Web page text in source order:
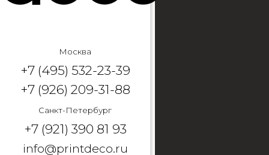
Москва
+7 (495) 532-23-39
+7 (926) 209-31-88
Санкт-Петербург
+7 (921) 390 81 93
info@printdeco.ru